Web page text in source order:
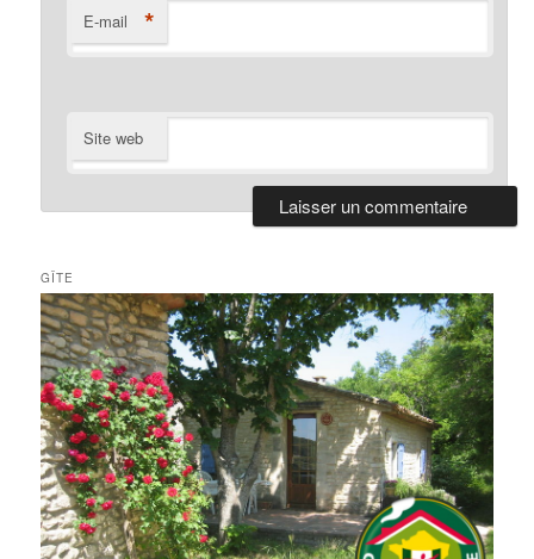
E-mail *
Site web
GÎTE